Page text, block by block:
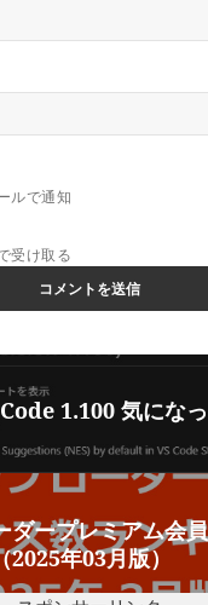
ルで通知
受け取る
1.100 気にな
ダープレミアム会
年03月版）